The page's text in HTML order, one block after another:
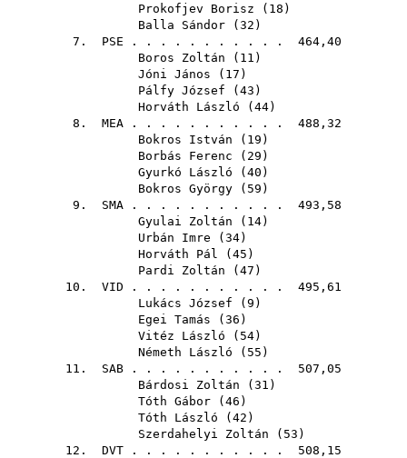
Prokofjev Borisz ( 18 )
Balla Sándor ( 32 )
7. PSE . . . . . . . . . . . 464,40
Boros Zoltán ( 11 )
Jóni János ( 17 )
Pálfy József ( 43 )
Horváth László ( 44)
8. MEA . . . . . . . . . . . 488,32
Bokros István ( 19 )
Borbás Ferenc ( 29 )
Gyurkó László ( 40 )
Bokros György ( 59 )
9. SMA . . . . . . . . . . . 493,58
Gyulai Zoltán ( 14)
Urbán Imre ( 34)
Horváth Pál ( 45 )
Pardi Zoltán ( 47 )
10. VID . . . . . . . . . . . 495,61
Lukács József ( 9 )
Egei Tamás ( 36 )
Vitéz László ( 54)
Németh László ( 55 )
11. SAB . . . . . . . . . . . 507,05
Bárdosi Zoltán ( 31 )
Tóth Gábor ( 46 )
Tóth László ( 42 )
Szerdahelyi Zoltán ( 53 )
12. DVT . . . . . . . . . . . 508,15